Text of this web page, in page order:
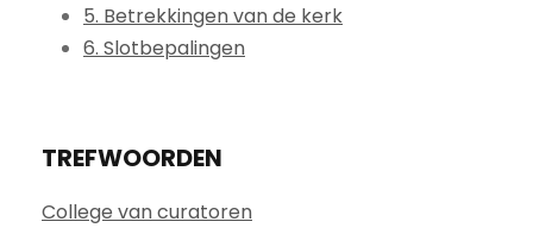
5. Betrekkingen van de kerk
6. Slotbepalingen
TREFWOORDEN
College van curatoren